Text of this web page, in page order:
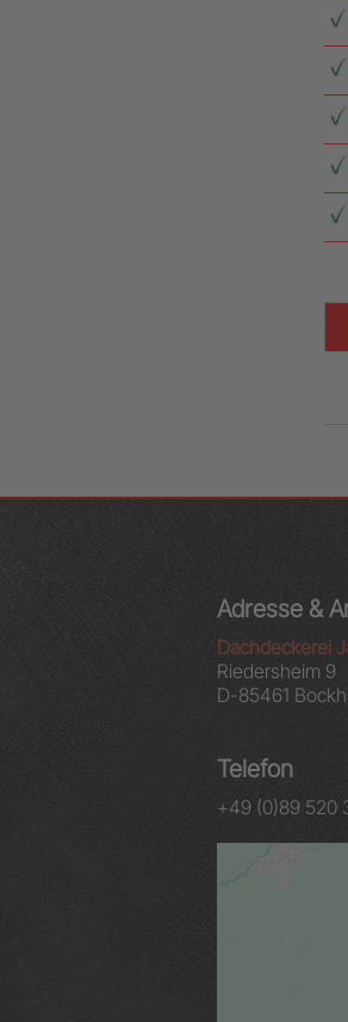
Adresse &
Dachdeckerei
Riedersheim 9
D-85461
Telefon
+49 (0)89 520